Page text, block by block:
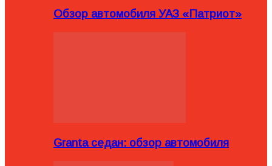
Обзор автомобиля УАЗ «Патриот»
Granta седан: обзор автомобиля